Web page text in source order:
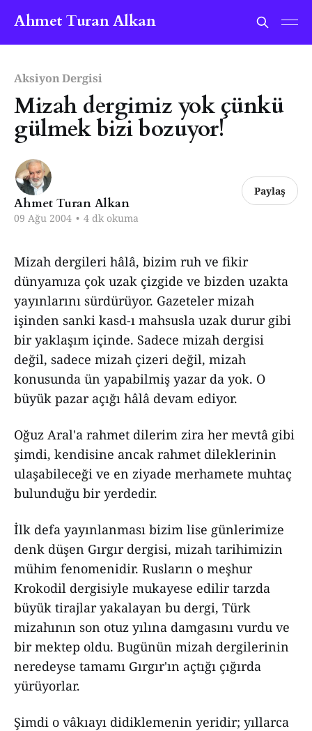
Ahmet Turan Alkan
Aksiyon Dergisi
Mizah dergimiz yok çünkü
gülmek bizi bozuyor!
Ahmet Turan Alkan
09 Ağu 2004 • 4 dk okuma
Paylaş
Mizah dergileri hâlâ, bizim ruh ve fikir
dünyamıza çok uzak çizgide ve bizden uzakta
yayınlarını sürdürüyor. Gazeteler mizah
işinden sanki kasd-ı mahsusla uzak durur gibi
bir yaklaşım içinde. Sadece mizah dergisi
değil, sadece mizah çizeri değil, mizah
konusunda ün yapabilmiş yazar da yok. O
büyük pazar açığı hâlâ devam ediyor.
Oğuz Aral'a rahmet dilerim zira her mevtâ gibi
şimdi, kendisine ancak rahmet dileklerinin
ulaşabileceği ve en ziyade merhamete muhtaç
bulunduğu bir yerdedir.
İlk defa yayınlanması bizim lise günlerimize
denk düşen Gırgır dergisi, mizah tarihimizin
mühim fenomenidir. Rusların o meşhur
Krokodil dergisiyle mukayese edilir tarzda
büyük tirajlar yakalayan bu dergi, Türk
mizahının son otuz yılına damgasını vurdu ve
bir mektep oldu. Bugünün mizah dergilerinin
neredeyse tamamı Gırgır'ın açtığı çığırda
yürüyorlar.
Şimdi o vâkıayı didiklemenin yeridir; yıllarca